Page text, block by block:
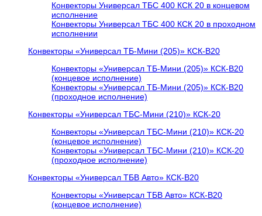
Конвекторы Универсал ТБС 400 КСК 20 в концевом
исполнение
Конвекторы Универсал ТБС 400 КСК 20 в проходном
исполнении
Конвекторы «Универсал ТБ-Мини (205)» КСК-В20
Конвекторы «Универсал ТБ-Мини (205)» КСК-В20
(концевое исполнение)
Конвекторы «Универсал ТБ-Мини (205)» КСК-В20
(проходное исполнение)
Конвекторы «Универсал ТБС-Мини (210)» КСК-20
Конвекторы «Универсал ТБС-Мини (210)» КСК-20
(концевое исполнение)
Конвекторы «Универсал ТБС-Мини (210)» КСК-20
(проходное исполнение)
Конвекторы «Универсал ТБВ Авто» КСК-В20
Конвекторы «Универсал ТБВ Авто» КСК-В20
(концевое исполнение)